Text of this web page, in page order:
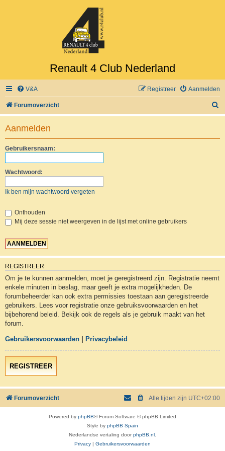
Renault 4 Club Nederland
V&A Aanmelden
Registreer
Forumoverzicht
o
Aanmelden
Gebruikersnaam:
Wachtwoord:
Ik ben mijn wachtwoord vergeten
Onthouden
Mij deze sessie niet weergeven in de lijst met online gebruikers
REGISTREER
Om je te kunnen aanmelden, moet je geregistreerd zijn. Registratie neemt
enkele minuten in beslag, maar geeft je extra mogelijkheden. De
forumbeheerder kan ook extra permissies toestaan aan geregistreerde
gebruikers. Lees voor registratie onze gebruiksvoorwaarden en het
bijbehorend beleid. Bekijk ook de regels als je gebruik maakt van het
forum.
Gebruikersvoorwaarden Privacybeleid
REGISTREER
Forumoverzicht Alle tijden zijn UTC+02:00
Powered by phpBB® Forum Software © phpBB Limited
Style by phpBB Spain
Nederlandse vertaling doorphpBB.nl .
Privacy
Gebruikersvoorwaarden